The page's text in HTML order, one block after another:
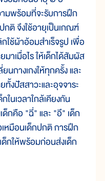
มพร้อมที่จะรับการฝึก
กติ จึงใช้อายุเป็นเกณฑ์
กใช้ผ้าอ้อมสำเร็จรูป เพื่อ
าเมื่อไร ให้เด็กได้สัมผัส
นกางเกงให้ทุกครั้ง และ
ทั้งปัสสาวะและอุจจาระ
ในเวลาใกล้เคียงกัน
กคือ "ฉี่" และ "อึ" เด็ก
เหมือนเด็กปกติ การฝึก
กให้พร้อมก่อนส่งเด็ก